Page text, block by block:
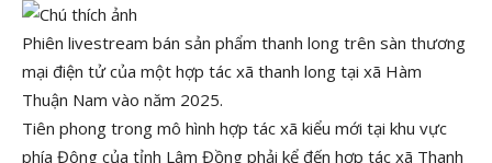
Phiên livestream bán sản phẩm thanh long trên sàn thương
mại điện tử của một hợp tác xã thanh long tại xã Hàm
Thuận Nam vào năm 2025.
Tiên phong trong mô hình hợp tác xã kiểu mới tại khu vực
phía Đông của tỉnh Lâm Đồng phải kể đến hợp tác xã Thanh